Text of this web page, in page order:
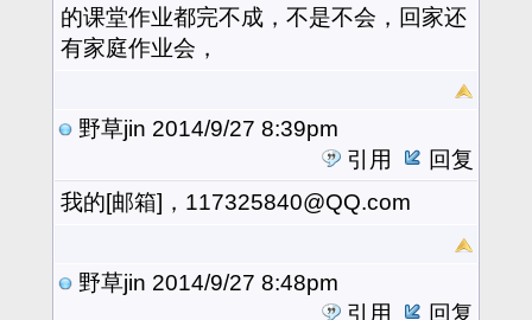
的课堂作业都完不成，不是不会，回家还
有家庭作业会，
野草jin 2014/9/27 8:39pm
引用
回复
我的[邮箱]，117325840@QQ.com
野草jin 2014/9/27 8:48pm
引用
回复